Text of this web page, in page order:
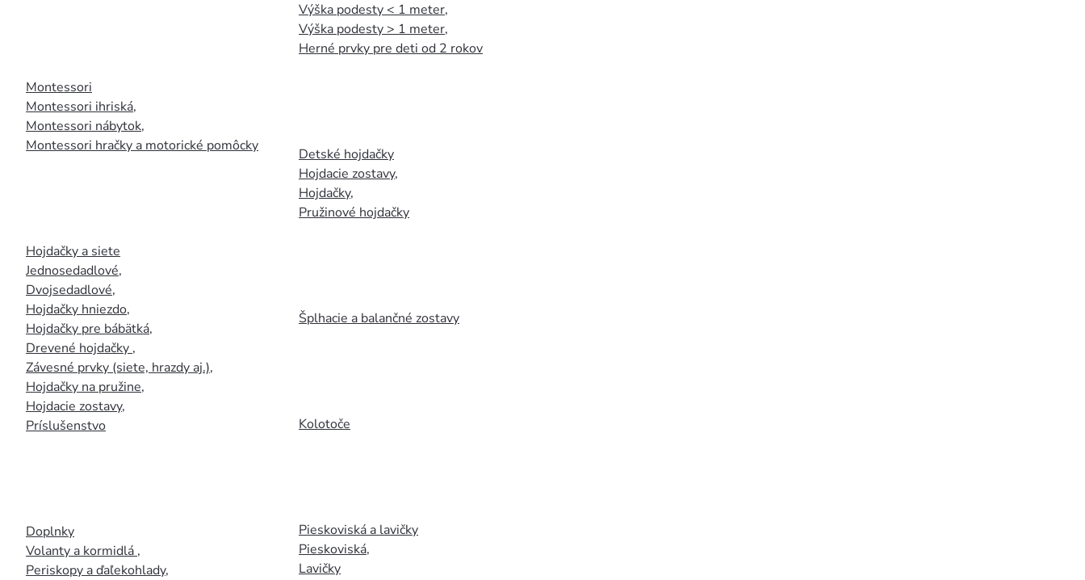
Montessori
Montessori ihriská,
Montessori nábytok,
Montessori hračky a motorické pomôcky
Hojdačky a siete
Jednosedadlové,
Dvojsedadlové,
Hojdačky hniezdo,
Hojdačky pre bábätká,
Drevené hojdačky ,
Závesné prvky (siete, hrazdy aj.),
Hojdačky na pružine,
Hojdacie zostavy,
Príslušenstvo
Doplnky
Volanty a kormidlá ,
Periskopy a ďaľekohlady,
Výška podesty < 1 meter,
Výška podesty > 1 meter,
Herné prvky pre deti od 2 rokov
Detské hojdačky
Hojdacie zostavy,
Hojdačky,
Pružinové hojdačky
Šplhacie a balančné zostavy
Kolotoče
Pieskoviská a lavičky
Pieskoviská,
Lavičky